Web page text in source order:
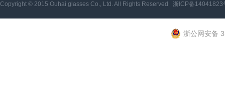
Copyright © 2015 Ouhai glasses Co., Ltd. All Rights Reserved 浙ICP备14041823
浙公网安备